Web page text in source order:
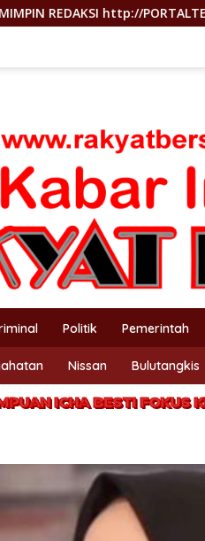
“KAMI TIDAK
Politik Pemerintah
Nissan Bulutangkis
ICHA BESTI FOKUS